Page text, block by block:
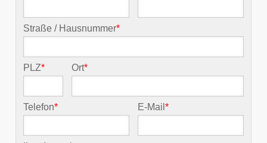
Straße / Hausnummer*
PLZ* Ort*
Telefon* E-Mail*